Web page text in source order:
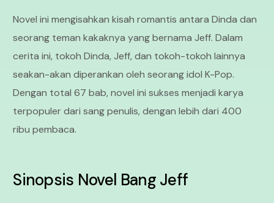
Novel ini mengisahkan kisah romantis antara Dinda dan
seorang teman kakaknya yang bernama Jeff. Dalam
cerita ini, tokoh Dinda, Jeff, dan tokoh-tokoh lainnya
seakan-akan diperankan oleh seorang idol K-Pop.
Dengan total 67 bab, novel ini sukses menjadi karya
terpopuler dari sang penulis, dengan lebih dari 400
ribu pembaca.
Sinopsis Novel Bang Jeff